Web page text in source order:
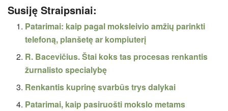
Susiję Straipsniai:
Patarimai: kaip pagal moksleivio amžių parinkti
telefoną, planšetę ar kompiuterį
R. Bacevičius. Štai koks tas procesas renkantis
žurnalisto specialybę
Renkantis kuprinę svarbūs trys dalykai
Patarimai, kaip pasiruošti mokslo metams